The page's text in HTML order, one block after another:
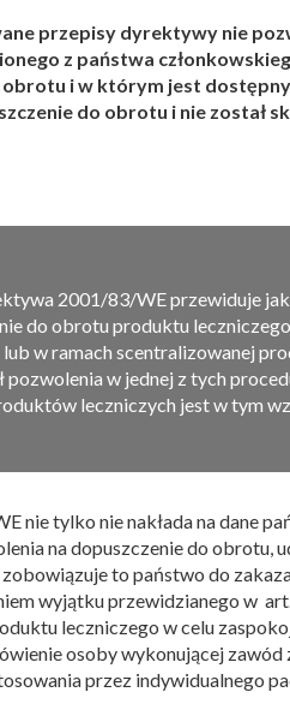
przepisy dyrektywy nie
z państwa
obrotu i w którym jest
do obrotu i nie został
2001/83/WE przewiduje
do obrotu produktu
w ramach scentralizowanej
pozwolenia w jednej z tych
leczniczych jest w tym
nie tylko nie nakłada na dane
na dopuszczenie do obrotu,
to państwo do
wyjątku przewidzianego w
leczniczego w celu
osoby wykonującej
przez indywidualnego